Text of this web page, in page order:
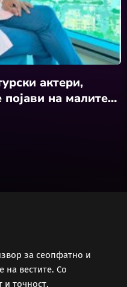
актери,
на малите
во регионот,
за сеопфатно и
на вестите. Со
и точност,